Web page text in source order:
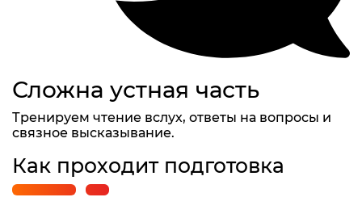
Сложна устная часть
Тренируем чтение вслух, ответы на вопросы и
связное высказывание.
Как проходит подготовка